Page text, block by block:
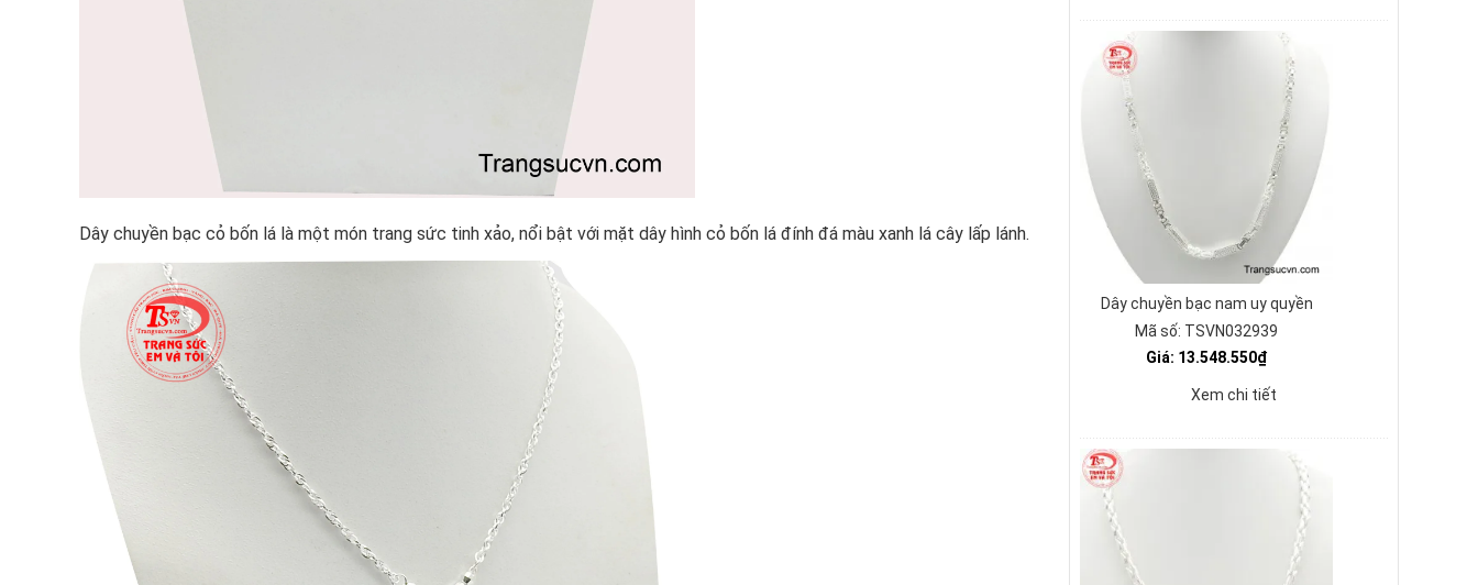
Dây chuyền bạc cỏ bốn lá là một món trang sức tinh xảo, nổi bật với mặt dây hình cỏ bốn lá đính đá màu xanh lá cây lấp lánh.
Dây chuyền bạc nam uy quyền
Mã số: TSVN032939
Giá: 13.548.550₫
Xem chi tiết